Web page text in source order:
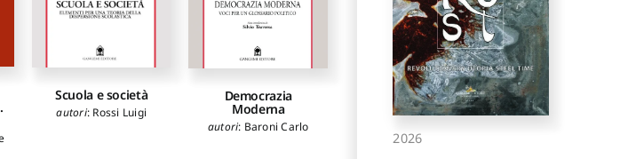
Scuola e società
autori: Rossi Luigi
Democrazia
Moderna
autori: Baroni Carlo
2026